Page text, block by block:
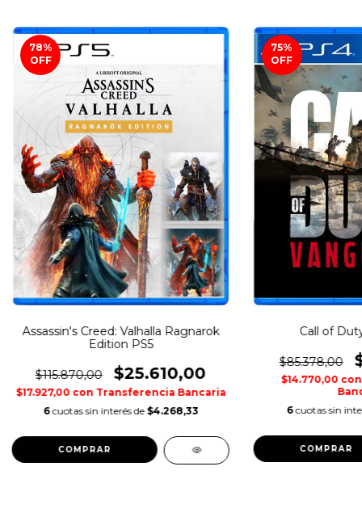
78%
OFF
Assassin's Creed: Valhalla Ragnarok
Edition PS5
$115.870,00 $25.610,00
$17.927,00 con Transferencia Bancaria
6 cuotas sin interés de $4.268,33
COMPRAR
75%
OFF
Call of
$85.378,00
$14.770,00 con
6 cuotas sin
COMPRAR